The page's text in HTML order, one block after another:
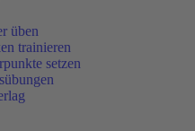
üben
trainieren
setzen